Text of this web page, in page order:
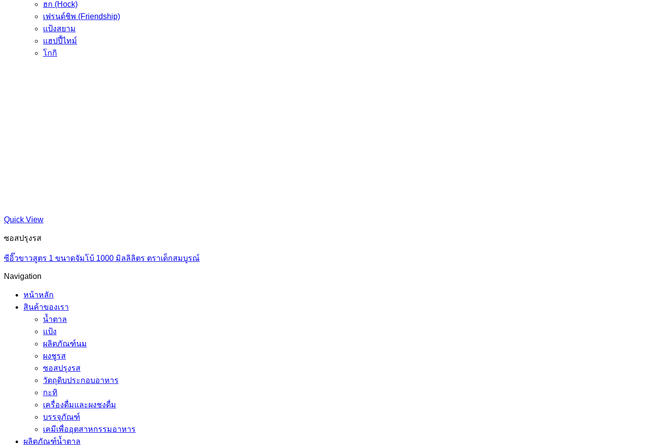
ฮก (Hock)
เฟรนด์ชิพ (Friendship)
แป้งสยาม
แฮปปี้ไทม์
โกกิ
Quick View
ซอสปรุงรส
ซีอิ๊วขาวสูตร 1 ขนาดจัมโบ้ 1000 มิลลิลิตร ตราเด็กสมบูรณ์
Navigation
หน้าหลัก
สินค้าของเรา
น้ำตาล
แป้ง
ผลิตภัณฑ์นม
ผงชูรส
ซอสปรุงรส
วัตถุดิบประกอบอาหาร
กะทิ
เครื่องดื่มและผงชงดื่ม
บรรจุภัณฑ์
เคมีเพื่ออุตสาหกรรมอาหาร
ผลิตภัณฑ์น้ำตาล